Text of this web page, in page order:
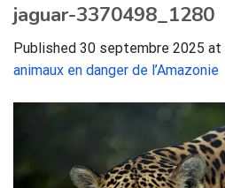
jaguar-3370498_1280
Published 30 septembre 2025 at
animaux en danger de l’Amazonie